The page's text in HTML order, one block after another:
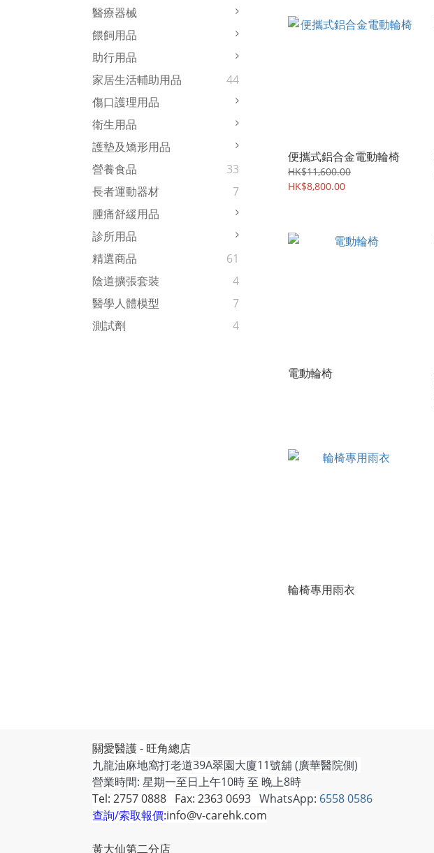
醫療器械
餵飼用品
助行用品
家居生活輔助用品
44
傷口護理用品
衛生用品
護墊及矯形用品
營養食品
33
長者運動器材
7
腫痛舒緩用品
診所用品
精選商品
61
陰道擴張套裝
4
醫學人體模型
7
測試劑
4
便攜式鋁合金電動輪椅
HK$11,600.00
HK$8,800.00
電動輪椅
輪椅專用雨衣
關愛醫護 - 旺角總店
九龍油麻地窩打老道39A翠園大廈11號舖 (廣華醫院側)
營業時間: 星期一至日上午10時 至 晚上8時
Tel: 2757 0888 Fax: 2363 0693 WhatsApp: 6558 0586
查詢/索取報價:info@v-carehk.com
黃大仙第二分店